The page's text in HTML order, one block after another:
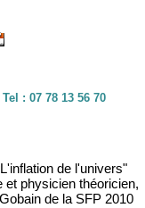
Tel : 07 78 13 56 70
de l'univers"
et physicien théoricien,
de la SFP 2010